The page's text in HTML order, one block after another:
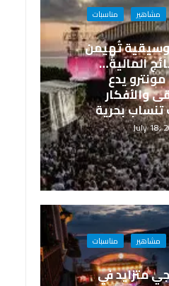
مشاهير
مناسبات
تُهيمن
المالية…
يدع
والأفكار
تنساب بحرية
July 18,
مشاهير
مناسبات
متزايد في